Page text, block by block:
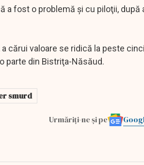
a fost o problemă şi cu piloţii,
cărui valoare se ridică la peste
parte din Bistriţa-Năsăud.
smurd
Urmăriți-ne și pe